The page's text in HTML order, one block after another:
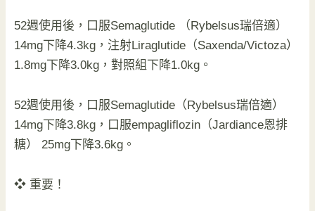
52週使用後，口服Semaglutide （Rybelsus瑞倍適）
14mg下降4.3kg，注射Liraglutide（Saxenda/Victoza）
1.8mg下降3.0kg，對照組下降1.0kg。
52週使用後，口服Semaglutide（Rybelsus瑞倍適）
14mg下降3.8kg，口服empagliflozin（Jardiance恩排
糖） 25mg下降3.6kg。
❖ 重要！